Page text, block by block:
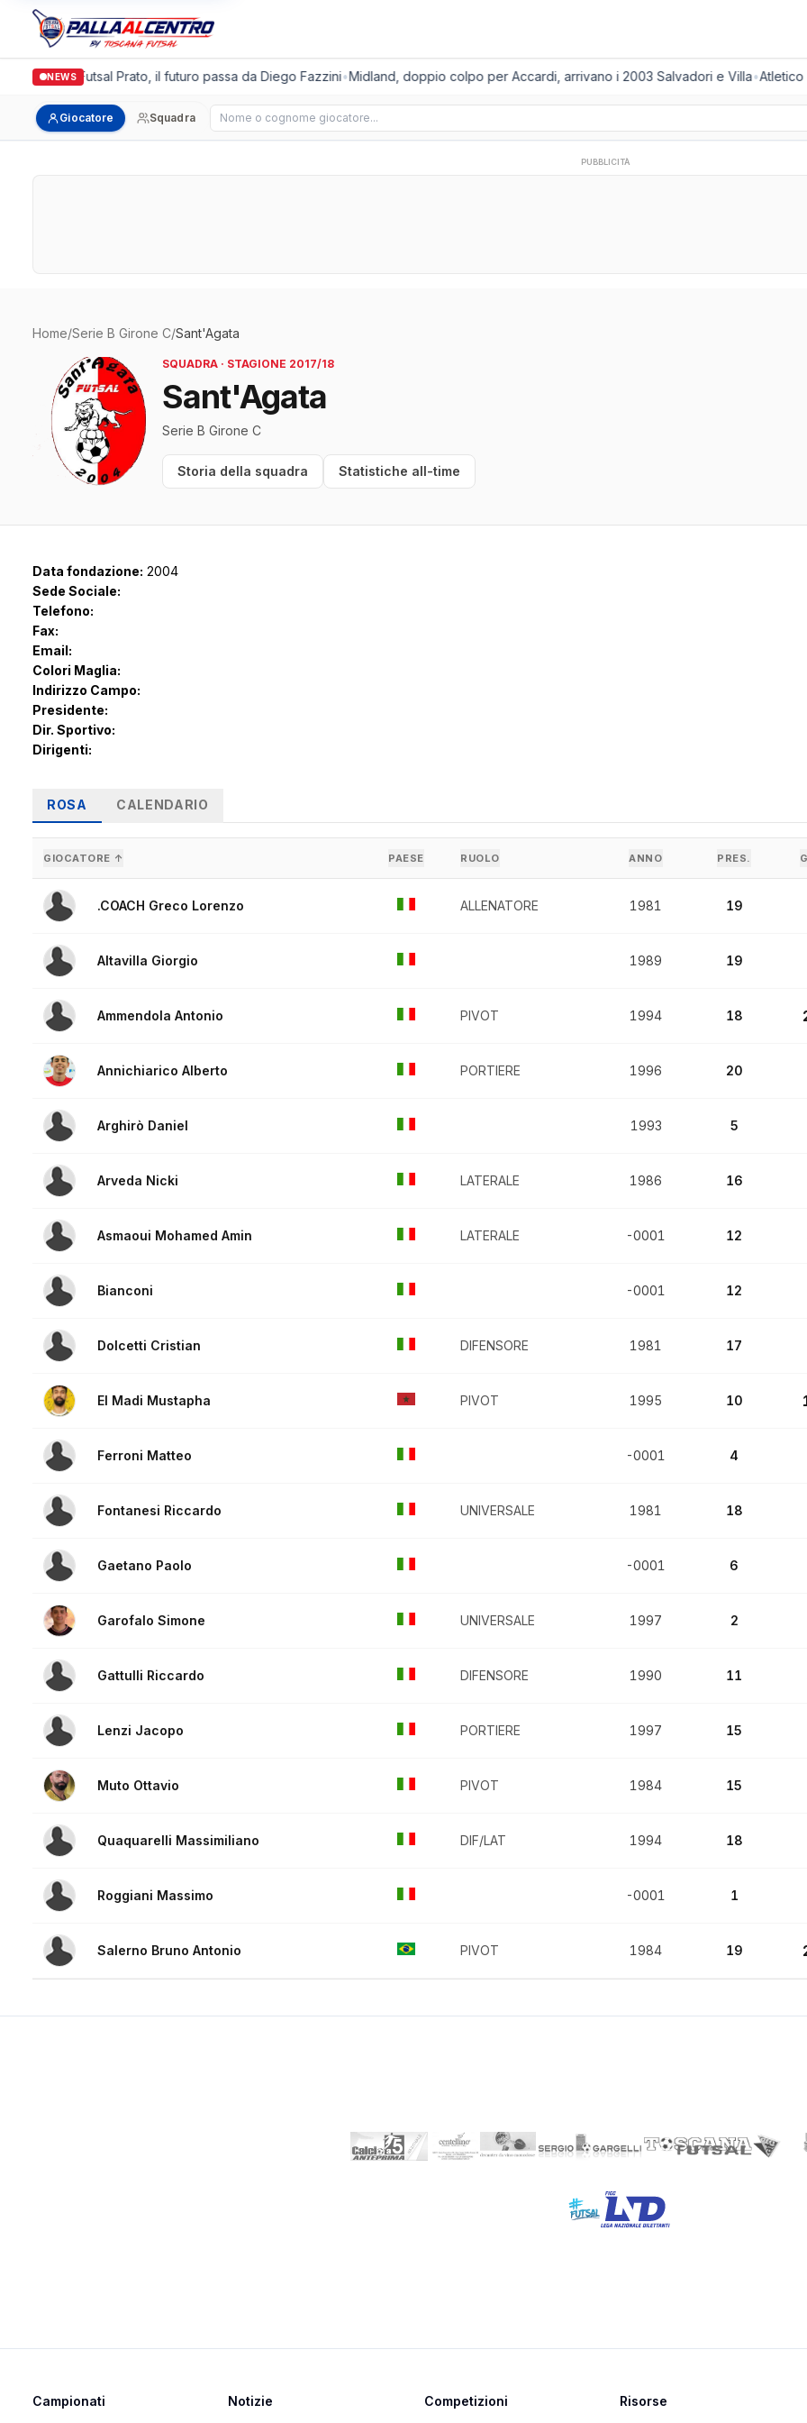
NEWS
Italgronda Futsal Prato, il futuro passa da Diego Fazzini•Midland, doppio colpo per Accardi, arrivano i 2003 Salvadori e Villa•Atletico
Giocatore Squadra Cerca giocatore
PUBBLICITÀ
Home/Serie B Girone C/Sant'Agata
SQUADRA · STAGIONE 2017/18
Sant'Agata
Serie B Girone C
Storia della squadra Statistiche all-time
Data fondazione: 2004
Sede Sociale:
Telefono:
Fax:
Email:
Colori Maglia:
Indirizzo Campo:
Presidente:
Dir. Sportivo:
Dirigenti:
ROSA CALENDARIO
GIOCATORE ↑ PAESE RUOLO ANNO PRES.
.COACH Greco Lorenzo ALLENATORE 1981 19
Altavilla Giorgio 1989 19
Ammendola Antonio PIVOT 1994 18
Annichiarico Alberto PORTIERE 1996 20
Arghirò Daniel 1993 5
Arveda Nicki LATERALE 1986 16
Asmaoui Mohamed Amin LATERALE -0001 12
Bianconi -0001 12
Dolcetti Cristian DIFENSORE 1981 17
El Madi Mustapha PIVOT 1995 10
Ferroni Matteo -0001 4
Fontanesi Riccardo UNIVERSALE 1981 18
Gaetano Paolo -0001 6
Garofalo Simone UNIVERSALE 1997 2
Gattulli Riccardo DIFENSORE 1990 11
Lenzi Jacopo PORTIERE 1997 15
Muto Ottavio PIVOT 1984 15
Quaquarelli Massimiliano DIF/LAT 1994 18
Roggiani Massimo -0001 1
Salerno Bruno Antonio PIVOT 1984 19
Campionati
Notizie
Competizioni
Risorse